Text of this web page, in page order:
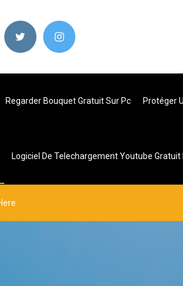
Regarder Bouquet Gratuit Sur Pc Protéger
Logiciel De Telechargement Youtube Gratuit